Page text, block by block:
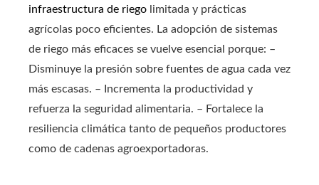
infraestructura de riego limitada y prácticas
agrícolas poco eficientes. La adopción de sistemas
de riego más eficaces se vuelve esencial porque: –
Disminuye la presión sobre fuentes de agua cada vez
más escasas. – Incrementa la productividad y
refuerza la seguridad alimentaria. – Fortalece la
resiliencia climática tanto de pequeños productores
como de cadenas agroexportadoras.